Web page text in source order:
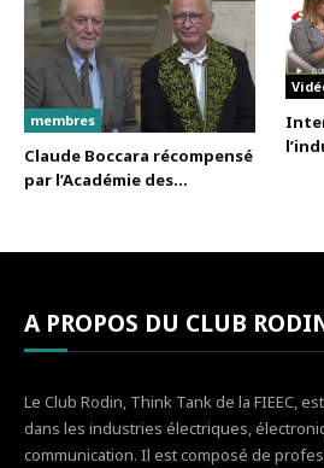
membres
Claude Boccara récompensé
par l’Académie des...
A PROPOS DU CLUB
Le Club Rodin, Think Tank de la FIEEC,
dans les industries électriques,
communication. Il est composé de